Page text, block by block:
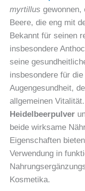
myrtillus gewonnen,
Beere, die eng mit
Bekannt für seinen
insbesondere
seine
insbesondere für
Augengesundheit,
allgemeinen
Heidelbeerpulver
beide wirksame
Eigenschaften
Verwendung in
Kosmetika.